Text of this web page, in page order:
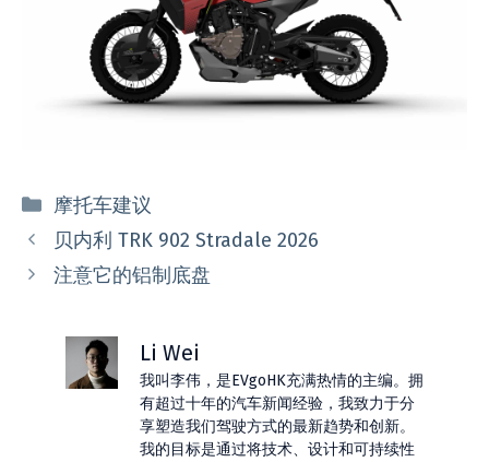
分
类
摩托车建议
贝内利 TRK 902 Stradale 2026
注意它的铝制底盘
Li Wei
我叫李伟，是EVgoHK充满热情的主编。拥
有超过十年的汽车新闻经验，我致力于分
享塑造我们驾驶方式的最新趋势和创新。
我的目标是通过将技术、设计和可持续性